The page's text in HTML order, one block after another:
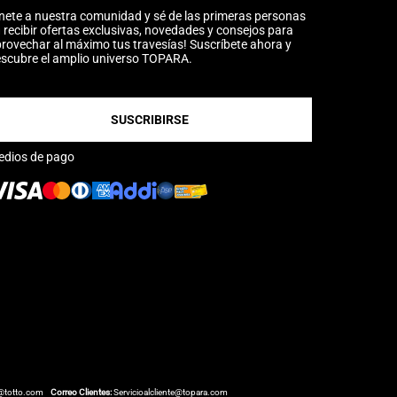
a nuestra comunidad y sé de las primeras personas
recibir ofertas exclusivas, novedades y consejos para
al máximo tus travesías! Suscríbete ahora y
el amplio universo TOPARA.
SUSCRIBIRSE
de pago
Correo Clientes:Servicioalcliente@topara.com